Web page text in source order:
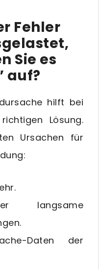
Fehler
Sie es
auf?
hilft bei
Lösung.
Ursachen für
langsame
Daten der